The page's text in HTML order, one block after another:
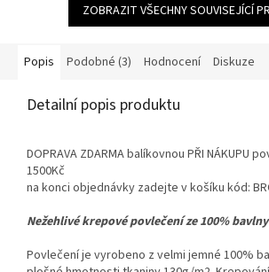
ZOBRAZIT VŠECHNY SOUVISEJÍCÍ
Popis Podobné (3) Hodnocení Diskuze
Detailní popis produktu
DOPRAVA ZDARMA balíkovnou PŘI NÁKUPU
1500Kč
na konci objednávky zadejte v košíku kód:
Nežehlivé krepové povlečení ze 100% bavlny
Povlečení je vyrobeno z velmi jemné 100%